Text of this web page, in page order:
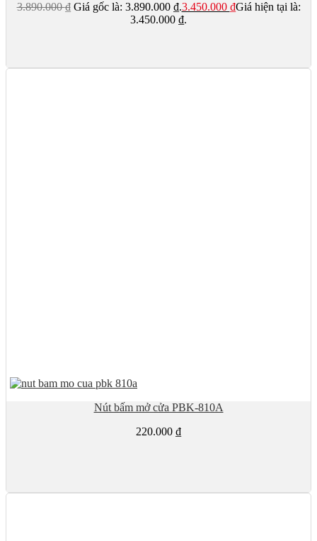
3.890.000₫ Giá gốc là: 3.890.000 ₫.3.450.000 ₫Giá hiện tại là:
3.450.000 ₫.
Nút bấm mở cửa PBK-810A
220.000 ₫